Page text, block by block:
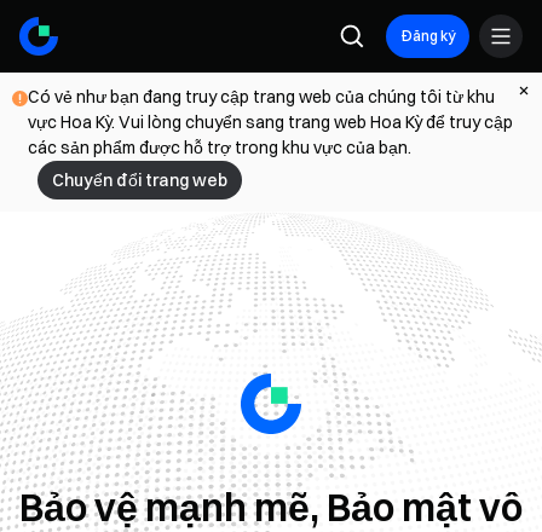
Đăng ký
Có vẻ như bạn đang truy cập trang web của chúng tôi từ khu
vực Hoa Kỳ. Vui lòng chuyển sang trang web Hoa Kỳ để truy cập
các sản phẩm được hỗ trợ trong khu vực của bạn.
Chuyển đổi trang web
Bảo vệ mạnh mẽ, Bảo mật vô